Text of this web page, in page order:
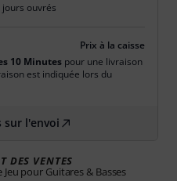
ouvrés
Prix à la caisse
10 Minutes pour une livraison
est indiquée lors du
sur l'envoi
DES VENTES
Jeu pour Guitares & Basses